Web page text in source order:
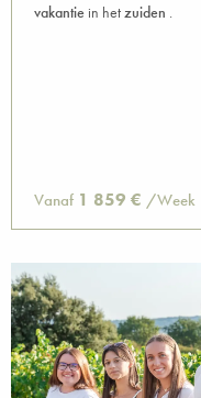
vakantie in hetzuiden .
Vanaf 1 859 € /Week